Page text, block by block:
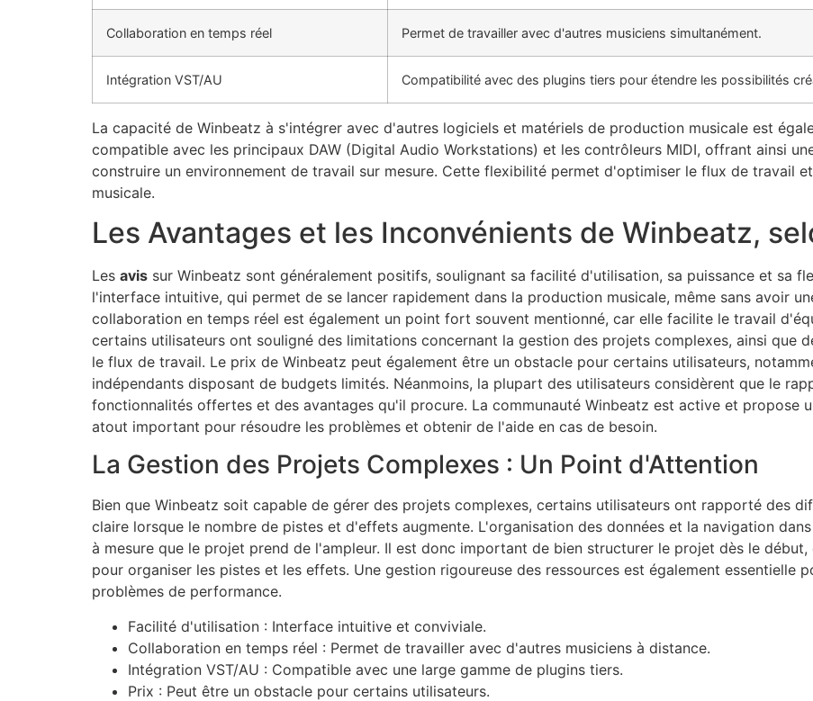
Collaboration en temps réel Permet de travailler avec d'autres musiciens simultanément.
Intégration VST/AU Compatibilité avec des plugins tiers pour étendre les possibilités
La capacité de Winbeatz à s'intégrer avec d'autres logiciels et matériels de production musicale est
compatible avec les principaux DAW (Digital Audio Workstations) et les contrôleurs MIDI, offrant ainsi
construire un environnement de travail sur mesure. Cette flexibilité permet d'optimiser le flux de travail
musicale.
Les Avantages et les Inconvénients de Winbeatz,
Les avis sur Winbeatz sont généralement positifs, soulignant sa facilité d'utilisation, sa puissance et sa
l'interface intuitive, qui permet de se lancer rapidement dans la production musicale, même sans avoir
collaboration en temps réel est également un point fort souvent mentionné, car elle facilite le travail
certains utilisateurs ont souligné des limitations concernant la gestion des projets complexes, ainsi que
le flux de travail. Le prix de Winbeatz peut également être un obstacle pour certains utilisateurs,
indépendants disposant de budgets limités. Néanmoins, la plupart des utilisateurs considèrent que le
fonctionnalités offertes et des avantages qu'il procure. La communauté Winbeatz est active et propose
atout important pour résoudre les problèmes et obtenir de l'aide en cas de besoin.
La Gestion des Projets Complexes : Un Point d'Attention
Bien que Winbeatz soit capable de gérer des projets complexes, certains utilisateurs ont rapporté des
claire lorsque le nombre de pistes et d'effets augmente. L'organisation des données et la navigation
à mesure que le projet prend de l'ampleur. Il est donc important de bien structurer le projet dès le
pour organiser les pistes et les effets. Une gestion rigoureuse des ressources est également essentielle
problèmes de performance.
Facilité d'utilisation : Interface intuitive et conviviale.
Collaboration en temps réel : Permet de travailler avec d'autres musiciens à distance.
Intégration VST/AU : Compatible avec une large gamme de plugins tiers.
Prix : Peut être un obstacle pour certains utilisateurs.